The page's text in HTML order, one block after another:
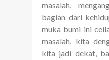
masalah,
bagian dari
muka bumi ini
masalah, kita
kita jadi dekat,